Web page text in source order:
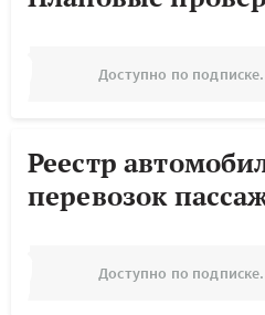
Доступно по подписке.
Реестр
перевозок
Доступно по подписке.